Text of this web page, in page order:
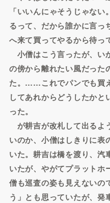
「いいんにゃそうじゃな
るって、だから誰かに言
へ来て買ってやるから待っ
小僧はこう言ったが、い
の傍から離れたい風だった
た。……これでパンでも買
してあれからどうしたかと
った。
が耕吉が改札して出るよ
いのか、小僧はしきりに表
いた。耕吉は橋を渡り、汽
いたが、やがてプラットホ
僧も巡査の姿も見えないの
う」とも思っていたが、発